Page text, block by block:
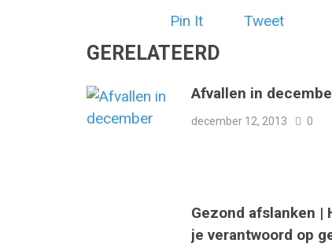
Pin It
Tweet
GERELATEERD
Afvallen in
december 12, 2013 0
Gezond afslanken |
je verantwoord op